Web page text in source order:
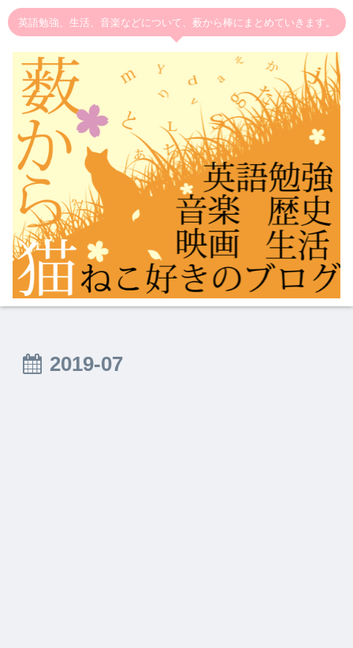
英語勉強、生活、音楽などについて、薮から棒にまとめていきます。
2019-07